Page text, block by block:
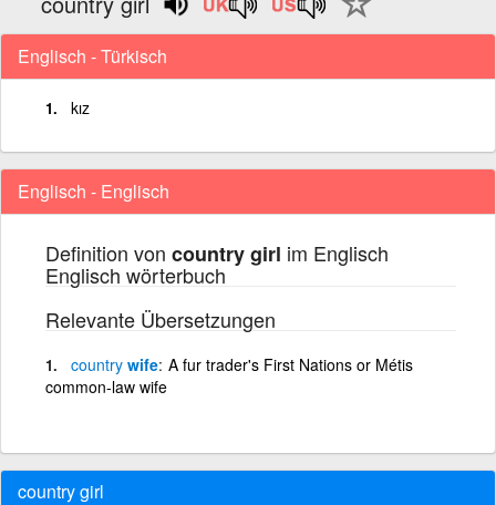
Englisch - Türkisch
kız
Englisch - Englisch
Definition von country girl im Englisch
Englisch wörterbuch
Relevante Übersetzungen
country wife A fur trader's First Nations or Métis
common-law wife
country girl